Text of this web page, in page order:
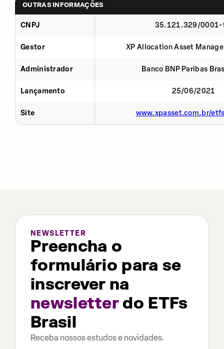
OUTRAS INFORMAÇÕES
CNPJ 35.121.329/0001-
Gestor XP Allocation Asset
Administrador Banco BNP Paribas
Lançamento 25/06/2021
Site www.xpasset.com.br/
NEWSLETTER
Preencha o
formulário para se
inscrever na
newsletterdo ETFs
Brasil
Receba nossos estudos e novidades.